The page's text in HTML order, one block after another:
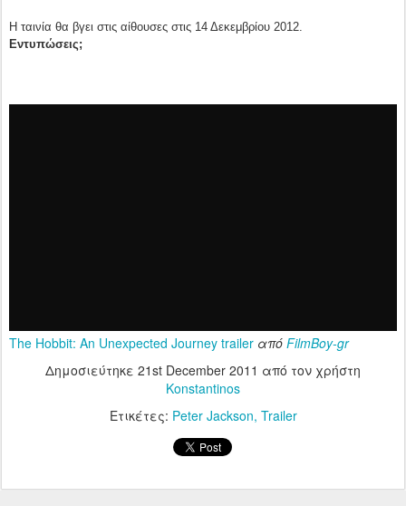
Η ταινία θα βγει στις αίθουσες στις 14 Δεκεμβρίου 2012.
Εντυπώσεις;
The Hobbit: An Unexpected Journey trailer από FilmBoy-gr
Δημοσιεύτηκε 21st December 2011 από τον χρήστη
Konstantinos
Ετικέτες: Peter Jackson Trailer